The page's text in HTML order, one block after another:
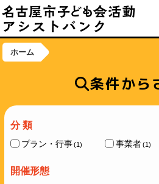
ホーム
条件から
分 類
プラン・行事(1) 事業者(1)
開催形態